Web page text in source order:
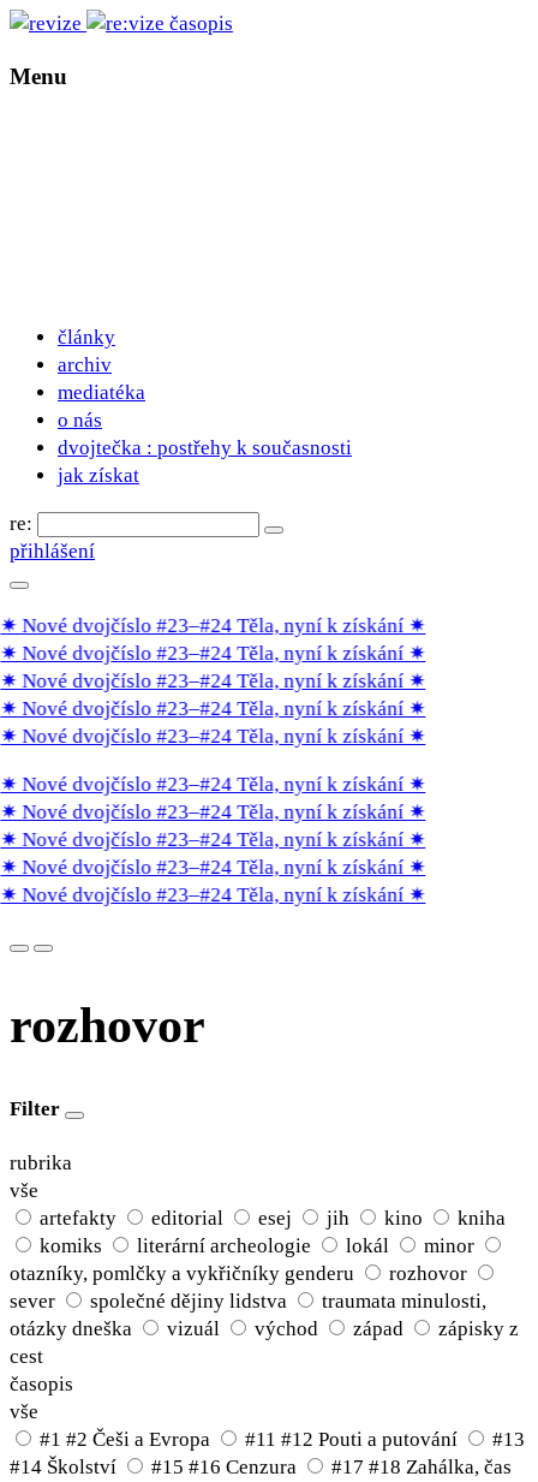
Menu
články
archiv
mediatéka
o nás
dvojtečka : postřehy k současnosti
jak získat
re:
přihlášení
Nové dvojčíslo #23–#24 Těla, nyní k získání✷
Nové dvojčíslo #23–#24 Těla, nyní k získání✷
Nové dvojčíslo #23–#24 Těla, nyní k získání✷
Nové dvojčíslo #23–#24 Těla, nyní k získání✷
Nové dvojčíslo #23–#24 Těla, nyní k získání✷
Nové dvojčíslo #23–#24 Těla, nyní k získání✷
Nové dvojčíslo #23–#24 Těla, nyní k získání✷
Nové dvojčíslo #23–#24 Těla, nyní k získání✷
Nové dvojčíslo #23–#24 Těla, nyní k získání✷
Nové dvojčíslo #23–#24 Těla, nyní k získání✷
rozhovor
Filter
rubrika
vše
artefakty
editorial esej jih kino
kniha
komiks
literární archeologie lokál
minor
otazníky, pomlčky a vykřičníky genderu
rozhovor
sever
společné dějiny lidstva
traumata minulosti,
otázky dneška
vizuál východ západ
zápisky z
cest
časopis
vše
#1 #2 Češi a Evropa
#11 #12 Pouti a putování
#13
#14 Školství
#15 #16 Cenzura
#17 #18 Zahálka, čas